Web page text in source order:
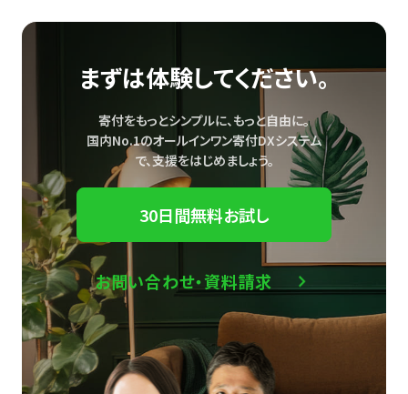
まずは体験してください。
寄付をもっとシンプルに、もっと自由に。
国内No.1のオールインワン寄付DXシステム
で、支援をはじめましょう。
30日間無料お試し
お問い合わせ・資料請求